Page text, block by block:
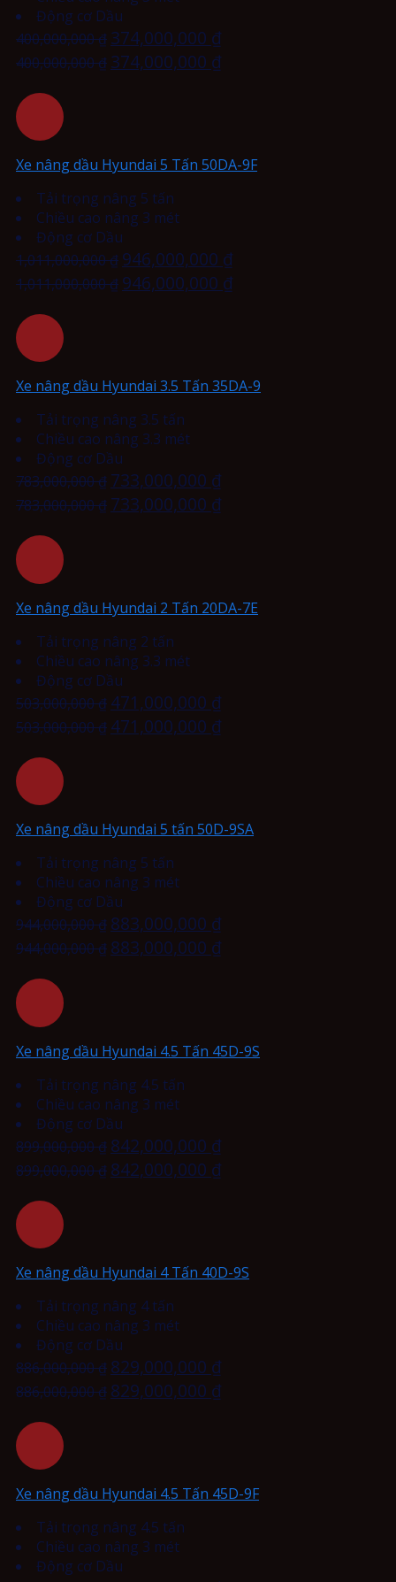
Động cơ Dầu
400,000,000₫ 374,000,000 ₫
400,000,000₫ 374,000,000 ₫
Xe nâng dầu Hyundai 5 Tấn 50DA-9F
Tải trọng nâng 5 tấn
Chiều cao nâng 3 mét
Động cơ Dầu
1,011,000,000₫ 946,000,000 ₫
1,011,000,000₫ 946,000,000 ₫
Xe nâng dầu Hyundai 3.5 Tấn 35DA-9
Tải trọng nâng 3.5 tấn
Chiều cao nâng 3.3 mét
Động cơ Dầu
783,000,000₫ 733,000,000 ₫
783,000,000₫ 733,000,000 ₫
Xe nâng dầu Hyundai 2 Tấn 20DA-7E
Tải trọng nâng 2 tấn
Chiều cao nâng 3.3 mét
Động cơ Dầu
503,000,000₫ 471,000,000 ₫
503,000,000₫ 471,000,000 ₫
Xe nâng dầu Hyundai 5 tấn 50D-9SA
Tải trọng nâng 5 tấn
Chiều cao nâng 3 mét
Động cơ Dầu
944,000,000₫ 883,000,000 ₫
944,000,000₫ 883,000,000 ₫
Xe nâng dầu Hyundai 4.5 Tấn 45D-9S
Tải trọng nâng 4.5 tấn
Chiều cao nâng 3 mét
Động cơ Dầu
899,000,000₫ 842,000,000 ₫
899,000,000₫ 842,000,000 ₫
Xe nâng dầu Hyundai 4 Tấn 40D-9S
Tải trọng nâng 4 tấn
Chiều cao nâng 3 mét
Động cơ Dầu
886,000,000₫ 829,000,000 ₫
886,000,000₫ 829,000,000 ₫
Xe nâng dầu Hyundai 4.5 Tấn 45D-9F
Tải trọng nâng 4.5 tấn
Chiều cao nâng 3 mét
Động cơ Dầu